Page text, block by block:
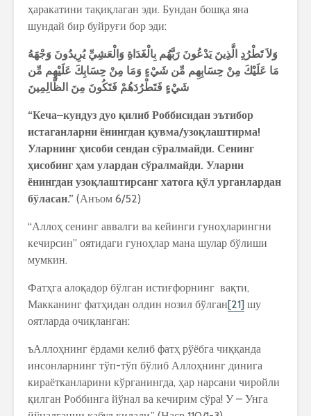
ҳаракатини тақиқлаган эди. Бундан бошқа яна
шундай бир буйруғи бор эди:
وَلاَ تَطْرُدِ الَّذِينَ يَدْعُونَ رَبَّهُم بِالْغَدَاةِ وَالْعَشِيِّ يُرِيدُونَ وَجْهَهُ
مَا عَلَيْكَ مِنْ حِسَابِهِم مِّن شَيْءٍ وَمَا مِنْ حِسَابِكَ عَلَيْهِم مِّن
شَيْءٍ فَتَطْرُدَهُمْ فَتَكُونَ مِنَ الظَّالِمِينَ
“Кеча–кундуз дуо қилиб Роббисидан эътибор
истаганларни ёнингдан қувма/узоқлаштирма!
Уларнинг ҳисоби сендан сўралмайди. Сенинг
ҳисобинг ҳам улардан сўралмайди. Уларни
ёнингдан узоқлаштирсанг хатога қўл урганлардан
бўласан.” (Анъом 6/52)
“Аллоҳ сенинг аввалги ва кейинги гуноҳларингни
кечирсин” оятидаги гуноҳлар мана шулар бўлиши
мумкин.
Фатҳга алоқадор бўлган истиғфорнинг вақти,
Макканинг фатҳидан олдин нозил бўлган[21] шу
оятларда очиқланган:
ъАллоҳнинг ёрдами келиб фатҳ рўёбга чиққанда
инсонларнинг тўп-тўп бўлиб Аллоҳнинг динига
кираётканларини кўрганингда, ҳар нарсани чиройли
қилган Роббинга йўнал ва кечирим сўра! У – Унга